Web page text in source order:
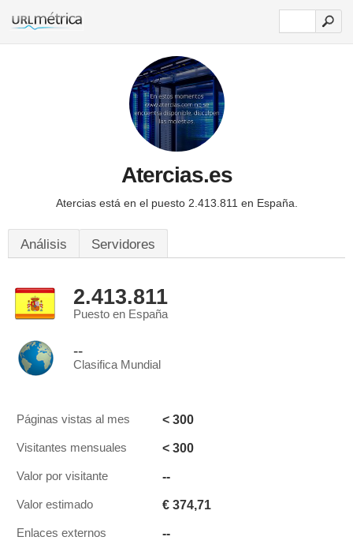
Atercias.es
Atercias está en el puesto 2.413.811 en España.
Análisis Servidores
2.413.811
Puesto en España
--
Clasifica Mundial
Páginas vistas al mes < 300
Visitantes mensuales < 300
Valor por visitante --
Valor estimado € 374,71
Enlaces externos --